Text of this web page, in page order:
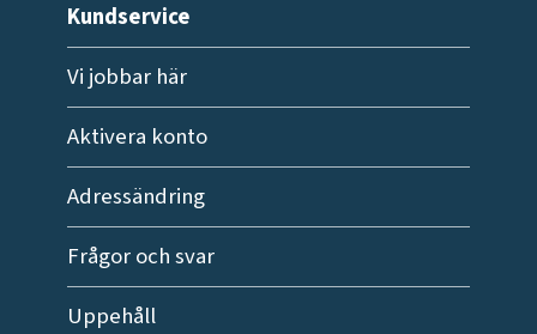
Kundservice
Vi jobbar här
Aktivera konto
Adressändring
Frågor och svar
Uppehåll